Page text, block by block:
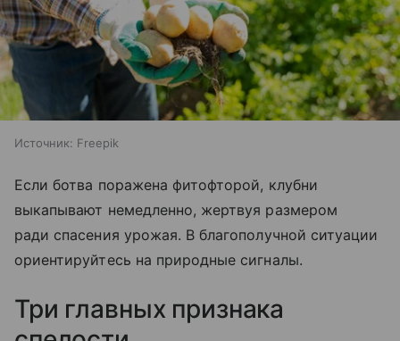
Источник: Freepik
Если ботва поражена фитофторой, клубни
выкапывают немедленно, жертвуя размером
ради спасения урожая. В благополучной ситуации
ориентируйтесь на природные сигналы.
Три главных признака